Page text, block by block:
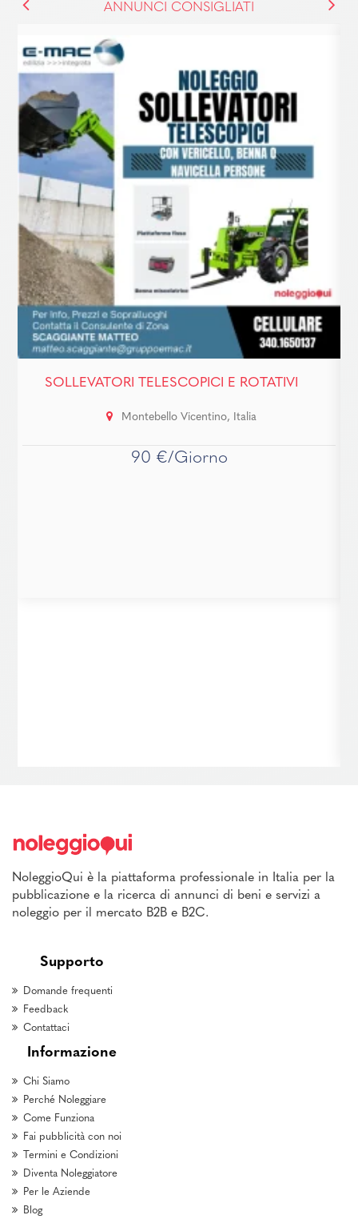
ANNUNCI CONSIGLIATI
SOLLEVATORI TELESCOPICI E ROTATIVI
Montebello Vicentino, Italia
90 €/Giorno
NoleggioQui è la piattaforma professionale in Italia per la
pubblicazione e la ricerca di annunci di beni e servizi a
noleggio per il mercato B2B e B2C.
Supporto
Domande frequenti
Feedback
Contattaci
Informazione
Chi Siamo
Perché Noleggiare
Come Funziona
Fai pubblicità con noi
Termini e Condizioni
Diventa Noleggiatore
Per le Aziende
Blog